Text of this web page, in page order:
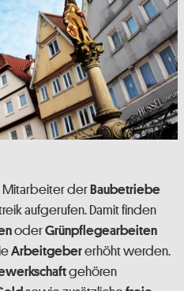
Mitarbeiter derBaubetriebe
aufgerufen. Damit finden
oderGrünpflegearbeiten
Arbeitgebererhöht werden.
gehören